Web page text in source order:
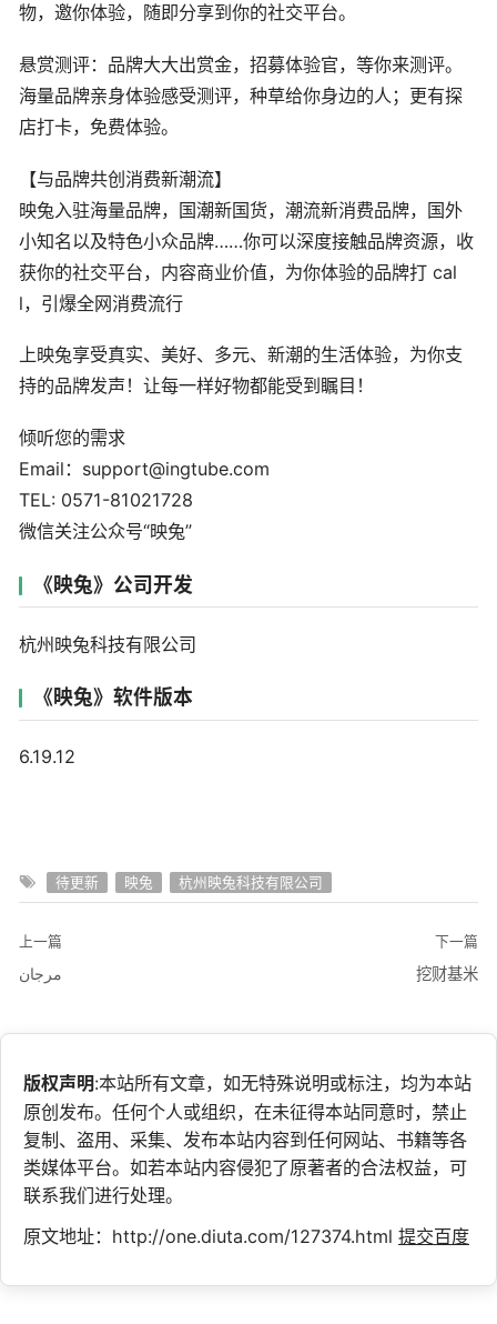
物，邀你体验，随即分享到你的社交平台。
悬赏测评：品牌大大出赏金，招募体验官，等你来测评。
海量品牌亲身体验感受测评，种草给你身边的人；更有探
店打卡，免费体验。
【与品牌共创消费新潮流】
映兔入驻海量品牌，国潮新国货，潮流新消费品牌，国外
小知名以及特色小众品牌……你可以深度接触品牌资源，收
获你的社交平台，内容商业价值，为你体验的品牌打 cal
l，引爆全网消费流行
上映兔享受真实、美好、多元、新潮的生活体验，为你支
持的品牌发声！让每一样好物都能受到瞩目！
倾听您的需求
Email：support@ingtube.com
TEL: 0571-81021728
微信关注公众号“映兔”
《映兔》公司开发
杭州映兔科技有限公司
《映兔》软件版本
6.19.12
待更新 映兔 杭州映兔科技有限公司
上一篇
مرجان
下一篇
挖财基米
版权声明:本站所有文章，如无特殊说明或标注，均为本站
原创发布。任何个人或组织，在未征得本站同意时，禁止
复制、盗用、采集、发布本站内容到任何网站、书籍等各
类媒体平台。如若本站内容侵犯了原著者的合法权益，可
联系我们进行处理。
原文地址：http://one.diuta.com/127374.html 提交百度